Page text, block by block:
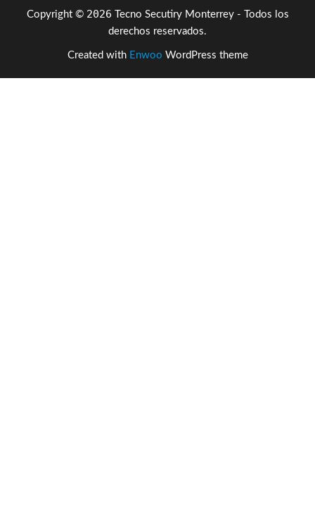
Copyright © 2026 Tecno Secutiry Monterrey - Todos los
derechos reservados.
Created with Enwoo WordPress theme